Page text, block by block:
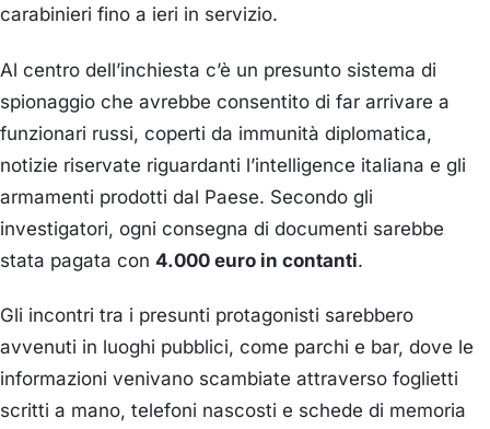
carabinieri fino a ieri in servizio.
Al centro dell’inchiesta c’è un presunto sistema di
spionaggio che avrebbe consentito di far arrivare a
funzionari russi, coperti da immunità diplomatica,
notizie riservate riguardanti l’intelligence italiana e gli
armamenti prodotti dal Paese. Secondo gli
investigatori, ogni consegna di documenti sarebbe
stata pagata con 4.000 euro in contanti.
Gli incontri tra i presunti protagonisti sarebbero
avvenuti in luoghi pubblici, come parchi e bar, dove le
informazioni venivano scambiate attraverso foglietti
scritti a mano, telefoni nascosti e schede di memoria